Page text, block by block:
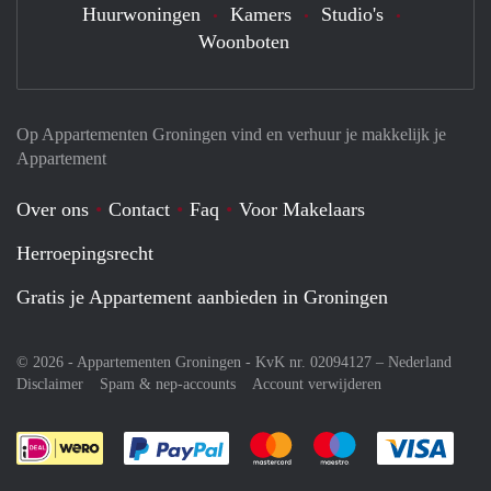
Op Appartementen Groningen vind en verhuur je makkelijk je
Appartement
Over ons Contact Faq
Voor Makelaars
Herroepingsrecht
Gratis je Appartement aanbieden in Groningen
© 2026 - Appartementen Groningen - KvK nr. 02094127 – Nederland
Disclaimer
Spam & nep-accounts Account verwijderen
Je rekent gemakkelijk af met Paypal
Je rekent gemakkelijk af met
Je rekent
Huurwoningen Kamers
Studio's
Woonboten